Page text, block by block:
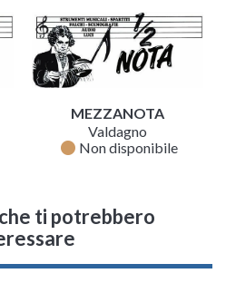
MEZZANOTA
Valdagno
fiber_manual_record Non disponibile
ti potrebbero